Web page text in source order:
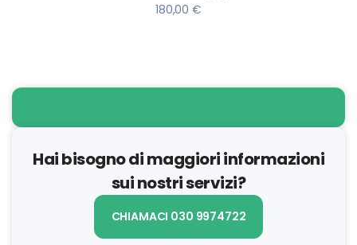
180,00€
Hai bisogno di maggiori informazioni
sui nostri servizi?
CHIAMACI 030 9974722